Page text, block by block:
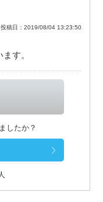
投稿日：2019/08/04 13:23:50
す。
したか？
人